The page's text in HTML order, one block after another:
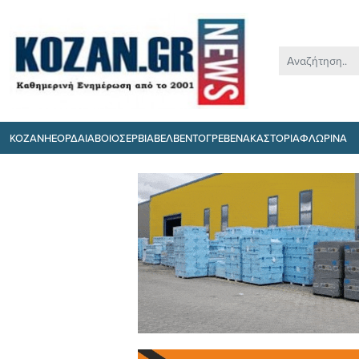
ΚΟΖΑΝΗΕΟΡΔΑΙΑΒΟΙΟΣΕΡΒΙΑΒΕΛΒΕΝΤΟΓΡΕΒΕΝΑΚΑΣΤΟΡΙΑΦΛΩΡΙΝΑ